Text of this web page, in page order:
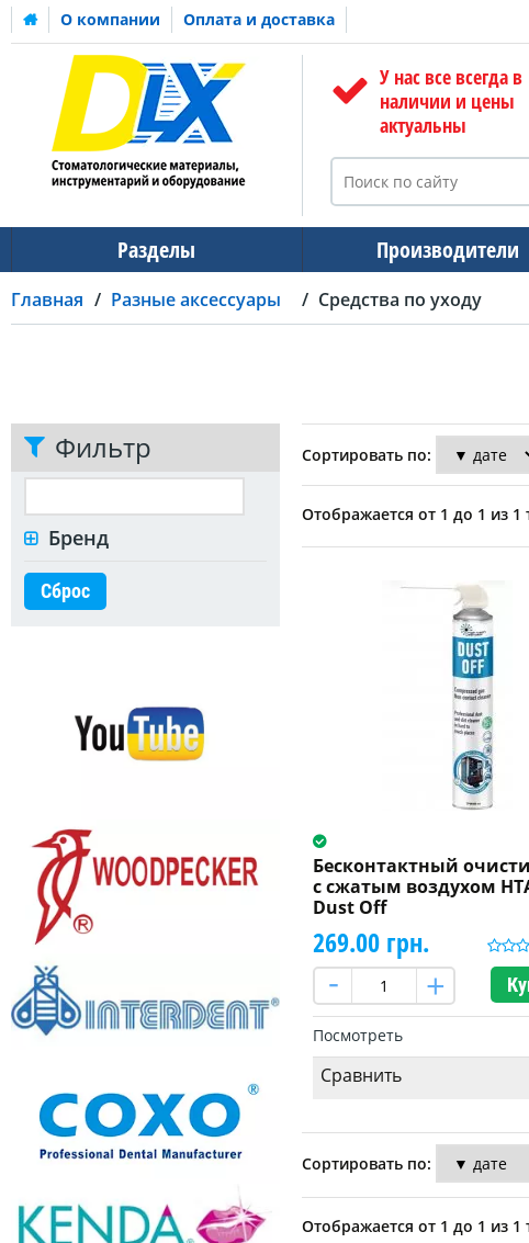
О компании Оплата и доставка
У нас все всегда в
наличии и цены
актуальны
Разделы Производители
Главная Разные аксессуары Средства по уходу
Фильтр
Бренд
Сброс
Сортировать по:
Отображается от 1 до 1 из 1
Бесконтактный
с сжатым воздухом
Dust Off
269.00 грн.
Посмотреть
Сравнить
Сортировать по:
Отображается от 1 до 1 из 1